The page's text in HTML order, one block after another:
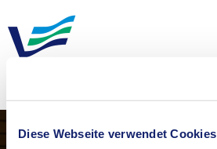
Diese Webseite verwendet Cookies